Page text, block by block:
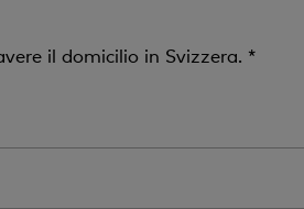
il domicilio in Svizzera. *